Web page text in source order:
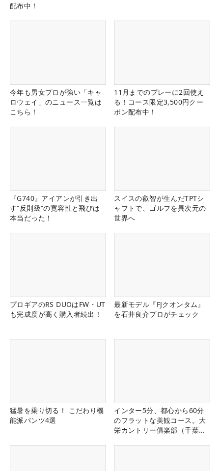
配布中！
今年も男女プロが強い「キャ
ロウェイ」のニュース一覧は
こちら！
11月までのプレーに2回使え
る！コース限定3,500円クー
ポン配布中！
『G740』アイアンが引き出
す“反則級”の寛容性と飛びは
本当だった！
スイスの叡智が生んだTPTシ
ャフトで、ゴルフを異次元の
世界へ
プロギアのRS DUOはFW・UT
も完成度が高く購入者続出！
最新モデル『FJクオンタム』
を石井良介プロがチェック
猛暑を乗り切る！ こだわり機
能派パンツ4選
インター5分、都心から60分
のフラットな美観コース。大
栄カントリー俱楽部（千葉